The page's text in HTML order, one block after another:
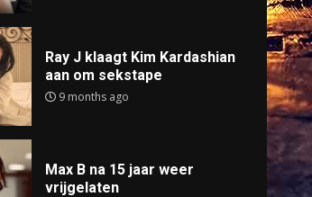
Ray J klaagt Kim Kardashian
aan om sekstape
9 months ago
Max B na 15 jaar weer
vrijgelaten